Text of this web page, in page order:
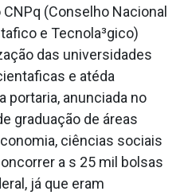
(Conselho Nacional
e Tecnola³gico)
das universidades
e atéda
portaria, anunciada no
graduação de áreas
ciências sociais
a s 25 mil bolsas
já que eram